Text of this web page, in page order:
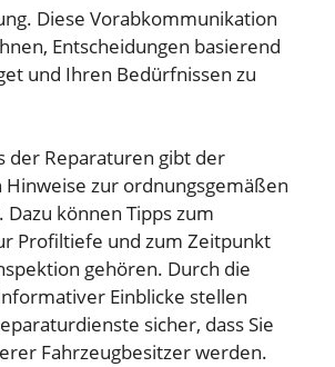
Diese Vorabkommunikation
Entscheidungen basierend
und Ihren Bedürfnissen zu
der Reparaturen gibt der
Hinweise zur ordnungsgemäßen
können Tipps zum
Profiltiefe und zum Zeitpunkt
gehören. Durch die
Einblicke stellen
sicher, dass Sie
Fahrzeugbesitzer werden.